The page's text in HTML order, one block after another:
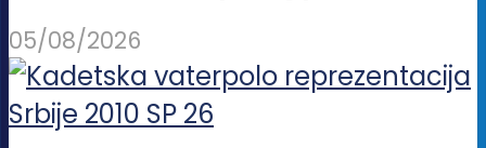
05/08/2026